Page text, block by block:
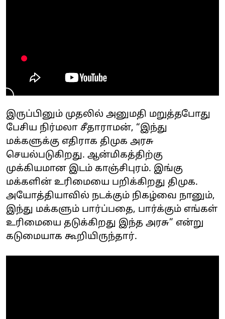
இருப்பினும் முதலில் அனுமதி மறுத்தபோது
பேசிய நிர்மலா சீதாராமன், “இந்து
மக்களுக்கு எதிராக திமுக அரசு
செயல்படுகிறது. ஆன்மிகத்திற்கு
முக்கியமான இடம் காஞ்சிபுரம். இங்கு
மக்களின் உரிமையை பறிக்கிறது திமுக.
அயோத்தியாவில் நடக்கும் நிகழ்வை நானும்,
இந்து மக்களும் பார்ப்பதை, பார்க்கும் எங்கள்
உரிமையை தடுக்கிறது இந்த அரசு” என்று
கடுமையாக கூறியிருந்தார்.